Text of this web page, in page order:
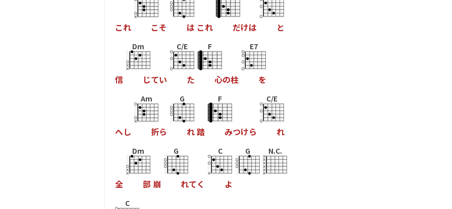
これ こそ は これ だけは と
信
Dm
じてい
C/E
た
F
心の柱
E7
を
へし
Am
折ら
G
れ踏
F
みつけら
C/E
れ
全
Dm
部 崩
G
れてく
C
よ
G N.C.
C